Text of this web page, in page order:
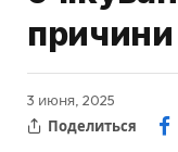
причини
3 июня, 2025
Поделиться